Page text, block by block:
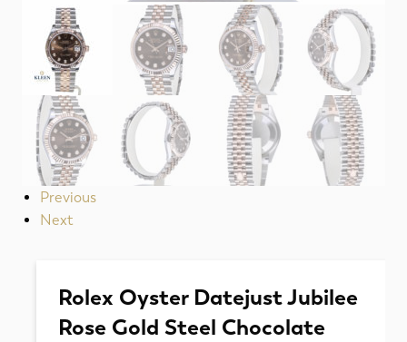
Previous
Next
Rolex Oyster Datejust Jubilee
Rose Gold Steel Chocolate